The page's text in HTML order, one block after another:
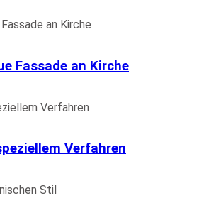
Fassade an Kirche
Verfahren